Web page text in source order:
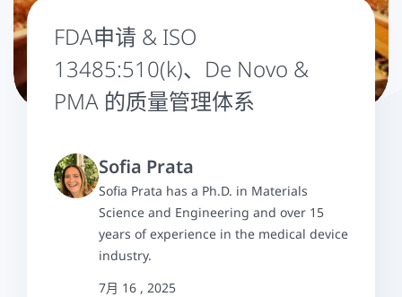
FDA申请 & ISO
13485:510(k)、De Novo &
PMA 的质量管理体系
Sofia Prata
Sofia Prata has a Ph.D. in Materials
Science and Engineering and over 15
years of experience in the medical device
industry.
7月 16 , 2025